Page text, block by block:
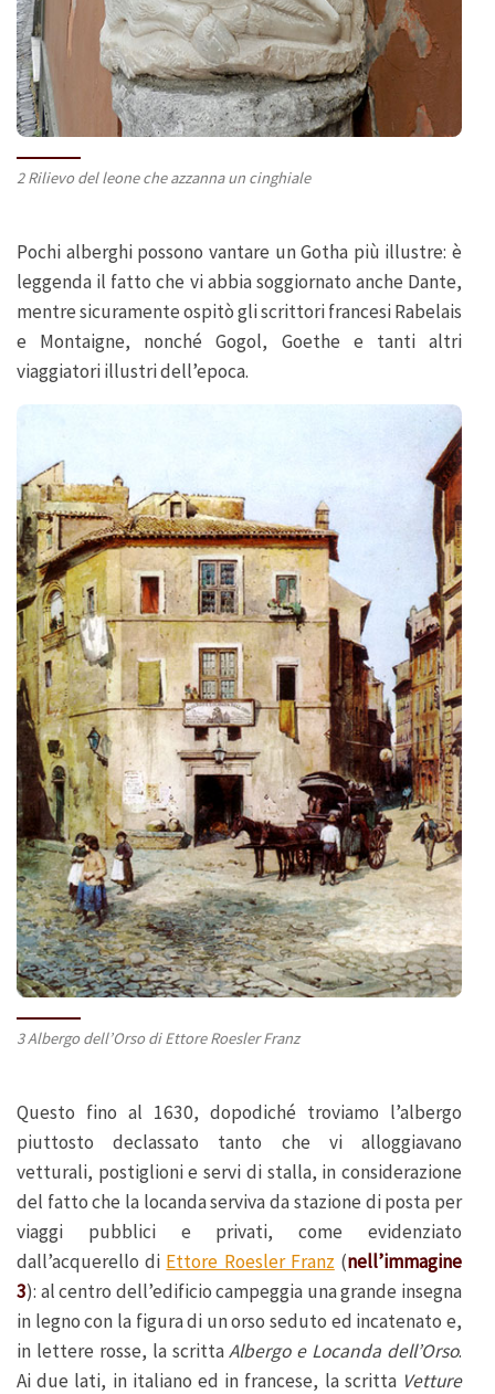
2 Rilievo del leone che azzanna un cinghiale
Pochi alberghi possono vantare un Gotha più illustre: è
leggenda il fatto che vi abbia soggiornato anche Dante,
mentre sicuramente ospitò gli scrittori francesi Rabelais
e Montaigne, nonché Gogol, Goethe e tanti altri
viaggiatori illustri dell’epoca.
3 Albergo dell’Orso di Ettore Roesler Franz
Questo fino al 1630, dopodiché troviamo l’albergo
piuttosto declassato tanto che vi alloggiavano
vetturali, postiglioni e servi di stalla, in considerazione
del fatto che la locanda serviva da stazione di posta per
viaggi pubblici e privati, come evidenziato
dall’acquerello di Ettore Roesler Franz (nell’immagine
3): al centro dell’edificio campeggia una grande insegna
in legno con la figura di un orso seduto ed incatenato e,
in lettere rosse, la scrittaAlbergo e Locanda dell’Orso.
Ai due lati, in italiano ed in francese, la scritta Vetture